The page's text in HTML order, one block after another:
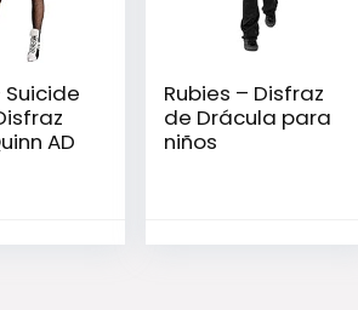
Suicide
AD
Rubies – Disfraz
de Drácula para
niños